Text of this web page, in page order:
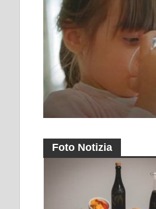
Foto Notizia